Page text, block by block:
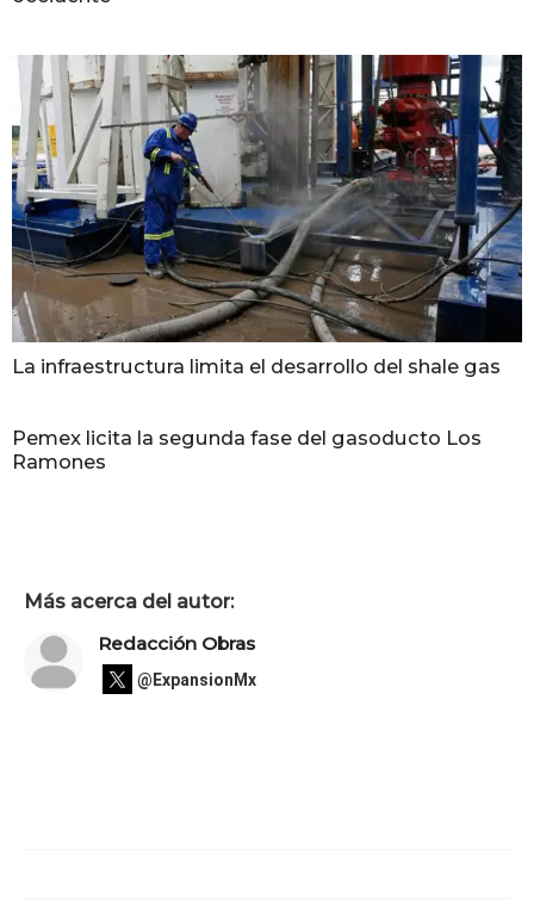
La infraestructura limita el desarrollo del shale gas
Pemex licita la segunda fase del gasoducto Los
Ramones
Más acerca del autor:
Redacción Obras
@ExpansionMx